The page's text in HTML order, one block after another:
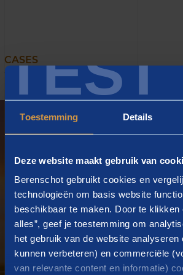
TEST
Toestemming Details
Deze website maakt gebruik van
Berenschot gebruikt cookies en
technologieën om basis website
beschikbaar te maken. Door te klikken
alles”, geef je toestemming om
het gebruik van de website analyseren
kunnen verbeteren) en commerciële
van relevante content en informatie)
CASES
Waar we trots op zijn